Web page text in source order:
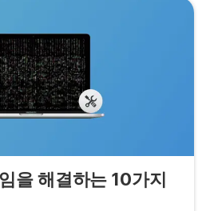
을 해결하는 10가지